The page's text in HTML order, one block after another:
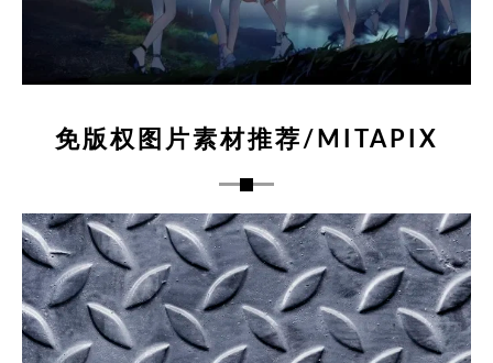
免版权图片素材推荐/MITAPIX